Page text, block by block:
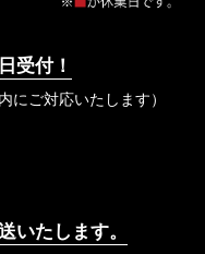
受付！
にご対応いたします）
いたします。